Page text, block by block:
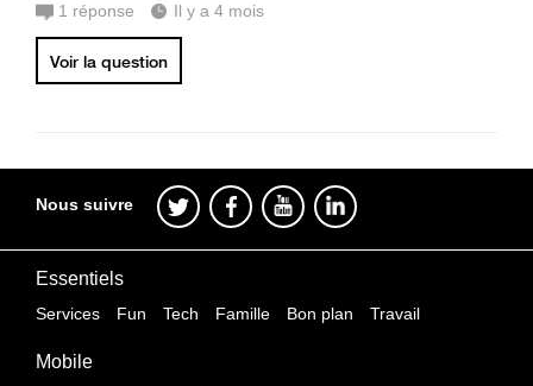
1 réponse Il y a 4 mois
Voir la question
Nous suivre
Essentiels
Services Fun Tech Famille Bon plan Travail
Mobile